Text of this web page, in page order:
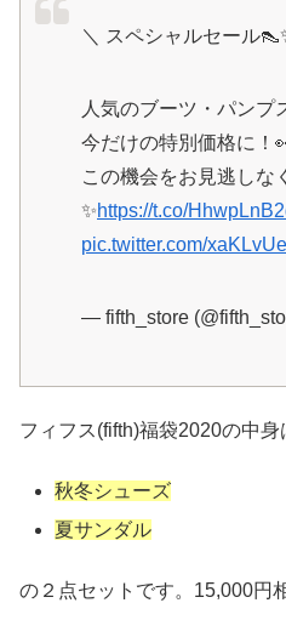
＼ スペシャルセール
人気のブーツ・パンプ
今だけの特別価格に！
この機会をお見逃しなく
✨https://t.co/
pic.twitter.com/
— fifth_store
フィフス(fifth)福袋2020の中身
秋冬シューズ
夏サンダル
の２点セットです。15,000円